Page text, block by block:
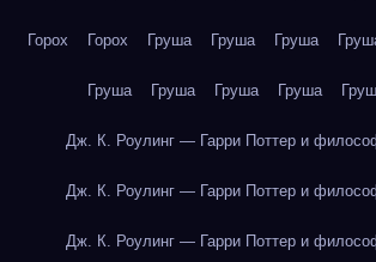
Горох Горох Груша Груша Груша
Груша Груша Груша Груша
Дж. К. Роулинг — Гарри Поттер и
Дж. К. Роулинг — Гарри Поттер и
Дж. К. Роулинг — Гарри Поттер и